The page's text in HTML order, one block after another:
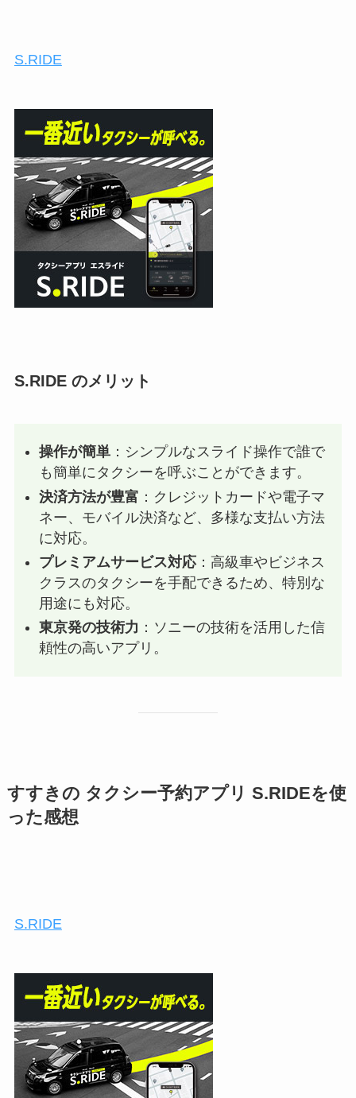
S.RIDE
S.RIDE のメリット
操作が簡単 ：シンプルなスライド操作で誰で
も簡単にタクシーを呼ぶことができます。
決済方法が豊富 ：クレジットカードや電子マ
ネー、モバイル決済など、多様な支払い方法
に対応。
プレミアムサービス対応：高級車やビジネス
クラスのタクシーを手配できるため、特別な
用途にも対応。
東京発の技術力 ：ソニーの技術を活用した信
頼性の高いアプリ。
すすきの タクシー予約アプリ S.RIDEを使
った感想
S.RIDE